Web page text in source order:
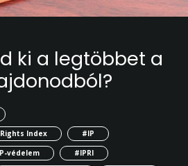
ki a legtöbbet a
Index
#IP
védelem
#IPRI